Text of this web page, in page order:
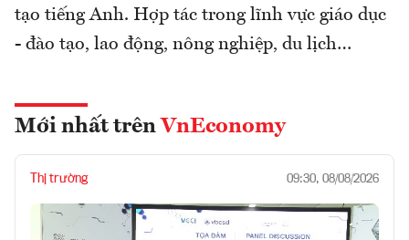
tạo tiếng Anh. Hợp tác trong lĩnh vực giáo dục
- đào tạo, lao động, nông nghiệp, du lịch…
Mới nhất trên VnEconomy
Thị trường 09:30, 08/08/2026